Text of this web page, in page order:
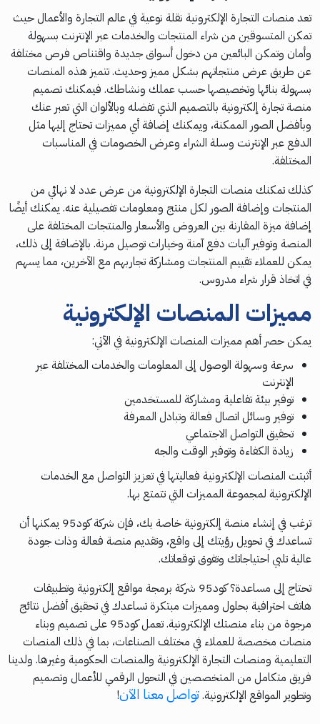
تعد منصات التجارة الإلكترونية نقلة نوعية في عالم التجارة والأعمال حيث
تمكن المتسوقين من شراء المنتجات والخدمات عبر الإنترنت بسهولة
وأمان وتمكن البائعين من دخول أسواق جديدة واقتناص فرص مختلفة
عن طريق عرض منتجاتهم بشكل مميز وحديث. تتميز هذه المنصات
بسهولة بنائها وتخصيصها حسب عملك ونشاطك. فيمكنك تصميم
منصة تجارة إلكترونية بالتصميم الذي تفضله وبالألوان التي تعبر عنك
وبأفضل الصور الممكنة، ويمكنك إضافة أي مميزات تحتاج إليها مثل
الدفع عبر الإنترنت وسلة الشراء وعرض الخصومات في المناسبات
المختلفة.
كذلك تمكنك منصات التجارة الإلكترونية من عرض عدد لا نهائي من
المنتجات وإضافة الصور لكل منتج ومعلومات تفصيلية عنه. يمكنك أيضًا
إضافة ميزة المقارنة بين العروض والأسعار والمنتجات المختلفة على
المنصة وتوفير آليات دفع آمنة وخيارات توصيل مرنة. بالإضافة إلى ذلك،
يمكن للعملاء تقييم المنتجات ومشاركة تجاربهم مع الآخرين، مما يسهم
في اتخاذ قرار شراء مدروس.
مميزات المنصات الإلكترونية
يمكن حصر أهم مميزات المنصات الإلكترونية في الآتي:
سرعة وسهولة الوصول إلى المعلومات والخدمات المختلفة عبر
الإنترنت
توفير بيئة تفاعلية ومشاركة للمستخدمين
توفير وسائل اتصال فعالة وتبادل المعرفة
تحقيق التواصل الاجتماعي
زيادة الكفاءة وتوفير الوقت والجه
أثبتت المنصات الإلكترونية فعاليتها في تعزيز التواصل مع الخدمات
الإلكترونية لمجموعة المميزات التي تتمتع بها.
ترغب في إنشاء منصة إلكترونية خاصة بك، فإن شركة كود95 يمكنها أن
تساعدك في تحويل رؤيتك إلى واقع، وتقديم منصة فعالة وذات جودة
عالية تلبي احتياجاتك وتفوق توقعاتك.
تحتاج إلى مساعدة؟ كود95 شركة برمجة مواقع إلكترونية وتطبيقات
هاتف احترافية بحلول ومميزات مبتكرة تساعدك في تحقيق أفضل نتائج
مرجوة من بناء منصتك الإلكترونية. تعمل كود95 على تصميم وبناء
منصات مخصصة للعملاء في مختلف الصناعات، بما في ذلك المنصات
التعليمية ومنصات التجارة الإلكترونية والمنصات الحكومية وغيرها. ولدينا
فريق متكامل من المتخصصين في التحول الرقمي للأعمال وتصميم
وتطوير المواقع الإلكترونية.تواصل معنا الآن!